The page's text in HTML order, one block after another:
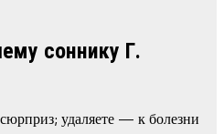
соннику Г.
удаляете — к болезни